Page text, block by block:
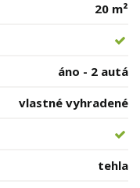
20 m²
áno - 2 autá
vlastné vyhradené
tehla